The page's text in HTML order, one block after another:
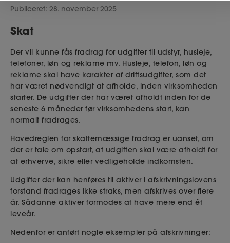
Dokumenter.dk
Publiceret: 28. november 2025
Skat
Der vil kunne fås fradrag for udgifter til udstyr, husleje,
telefoner, løn og reklame mv. Husleje, telefon, løn og
reklame skal have karakter af driftsudgifter, som det
har været nødvendigt at afholde, inden virksomheden
starter. De udgifter der har været afholdt inden for de
seneste 6 måneder før virksomhedens start, kan
normalt fradrages.
Hovedreglen for skattemæssige fradrag er uanset, om
der er tale om opstart, at udgiften skal være afholdt for
at erhverve, sikre eller vedligeholde indkomsten.
Udgifter der kan henføres til aktiver i afskrivningslovens
forstand fradrages ikke straks, men afskrives over flere
år. Sådanne aktiver formodes at have mere end ét
leveår.
Nedenfor er anført nogle eksempler på afskrivninger: